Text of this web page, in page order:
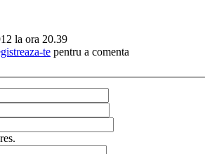
la ora 20.39
te pentru a comenta